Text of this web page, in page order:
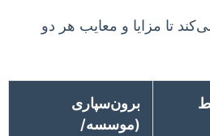
تا مزایا و معایب هر دو
برون‌سپاری
(موسسه/